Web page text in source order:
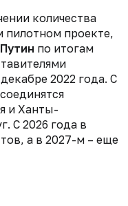
количества
пилотном проекте,
по итогам
2022 года. С
и Ханты-
С 2026 года в
а в 2027-м – еще